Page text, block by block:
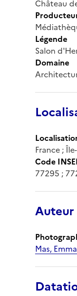
Château
Légende
Salon
Domaine
France ;
Code
77295 ;
Auteur
Mas,